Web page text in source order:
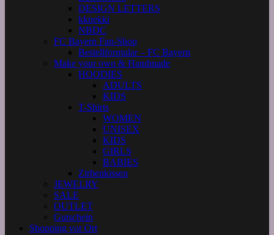
DESIGN LETTERS
kknekki
NBDC
FC Bayern Fan-Shop
Bestellformular – FC Bayern
Make your own & Handmade
HOODIES
ADULTS
KIDS
T-Shirts
WOMEN
UNISEX
KIDS
GIRLS
BABIES
Zirbenkissen
JEWELRY
SALE
OUTLET
Gutschein
Shopping vor Ort